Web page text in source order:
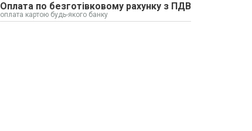
Оплата по безготівковому рахунку з ПДВ
оплата картою будь-якого банку